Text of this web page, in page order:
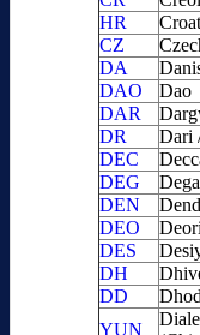
HR
CZ
DA
DAO
Dao
DAR
DR
Dari
DEC
DEG
DEN
DEO
Deori
DES
DH
DD
YUN